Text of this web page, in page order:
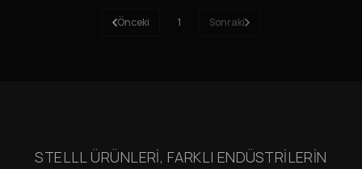
Önceki 1 Sonraki
STELLL ÜRÜNLERI, FARKLI ENDÜSTRILERIN